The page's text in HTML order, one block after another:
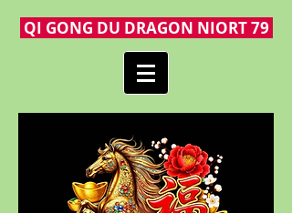
QI GONG DU DRAGON NIORT 79